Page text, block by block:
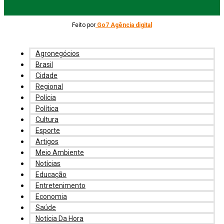
Feito por Go7 Agência digital
Agronegócios
Brasil
Cidade
Regional
Polícia
Política
Cultura
Esporte
Artigos
Meio Ambiente
Notícias
Educação
Entretenimento
Economia
Saúde
Notícia Da Hora